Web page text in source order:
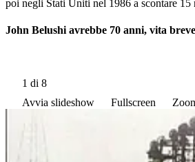
poi negli Stati Uniti nel 1986 a scontare 15
John Belushi avrebbe 70 anni, vita
1 di 8
Avvia slideshow
Fullscreen